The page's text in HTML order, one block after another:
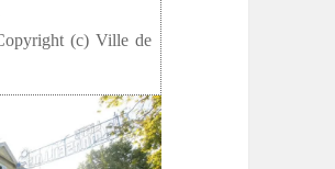
(c) Ville de